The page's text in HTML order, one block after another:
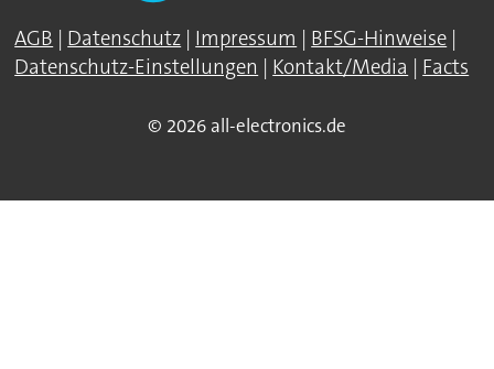
AGB | Datenschutz | Impressum | BFSG-Hinweise |
Datenschutz-Einstellungen | Kontakt/Media | Facts
© 2026 all-electronics.de